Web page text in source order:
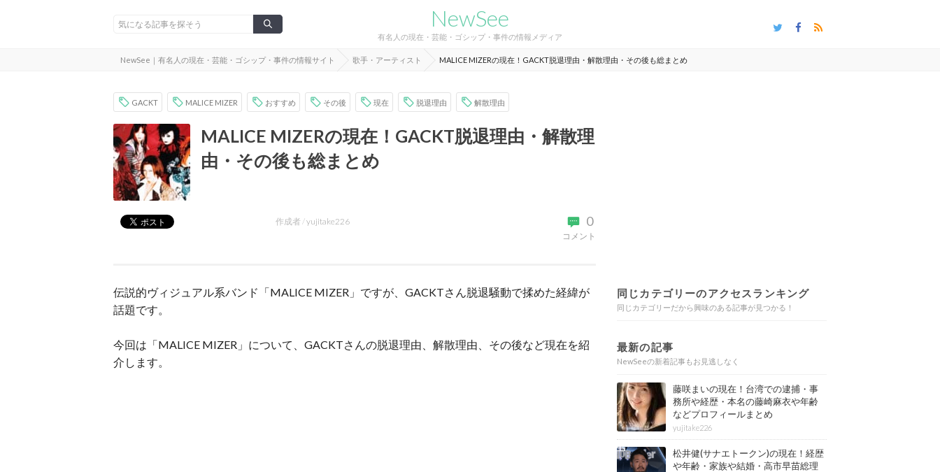
NewSee
有名人の現在・芸能・ゴシップ・事件の情報メディア
NewSee｜有名人の現在・芸能・ゴシップ・事件の情報サイト 歌手・アーティスト MALICE MIZERの現在！GACKT脱退理由・解散理由・その後も総まとめ
GACKT MALICE MIZER おすすめ その後 現在 脱退理由 解散理由
MALICE MIZERの現在！GACKT脱退理由・解散理
由・その後も総まとめ
0
コメント
作成者 /yujitake226
伝説的ヴィジュアル系バンド「MALICE MIZER」ですが、GACKTさん脱退騒動で揉めた経緯が
話題です。
今回は「MALICE MIZER」について、GACKTさんの脱退理由、解散理由、その後など現在を紹
介します。
同じカテゴリーのアクセスランキング
同じカテゴリーだから興味のある記事が見つかる！
最新の記事
NewSeeの新着記事もお見逃しなく
藤咲まいの現在！台湾での逮捕・事
務所や経歴・本名の藤崎麻衣や年齢
などプロフィールまとめ
yujitake226
松井健(サナエトークン)の現在！経歴
や年齢・家族や結婚・高市早苗総理